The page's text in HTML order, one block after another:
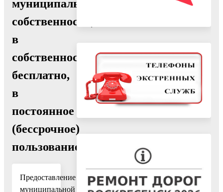
муниципальной
собственности,
в
собственность
бесплатно,
в
постоянное
(бессрочное)
пользование
Предоставление
муниципальной